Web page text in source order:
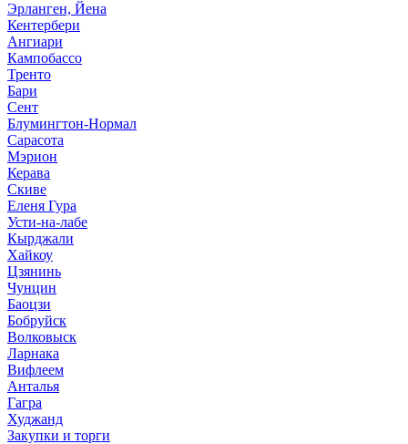
Эрланген, Йена
Кентербери
Ангиари
Кампобассо
Тренто
Бари
Сент
Блумингтон-Нормал
Сарасота
Мэрион
Керава
Скиве
Еленя Гура
Усти-на-лабе
Кырджали
Хайкоу
Цзянинь
Чунцин
Баоцзи
Бобруйск
Волковыск
Ларнака
Вифлеем
Анталья
Гагра
Худжанд
Закупки и торги